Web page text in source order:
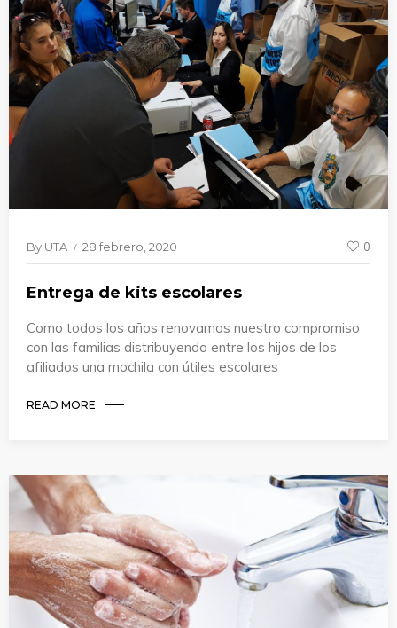
By UTA 28 febrero, 2020 0
Entrega de kits escolares
Como todos los años renovamos nuestro compromiso
con las familias distribuyendo entre los hijos de los
afiliados una mochila con útiles escolares
READ MORE